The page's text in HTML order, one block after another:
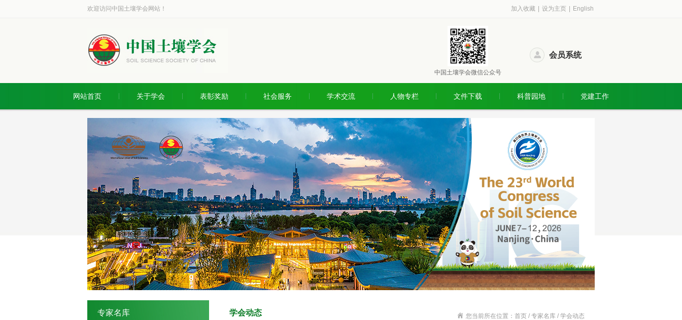
欢迎访问中国土壤学会网站！ 加入收藏 设为主页 English
会员系统
中国土壤学会微信公众号
网站首页 关于学会 表彰奖励 社会服务 学术交流 人物专栏 文件下载 科普园地 党建工作
专家名库 学会动态 您当前所在位置：首页 / 专家名库 / 学会动态